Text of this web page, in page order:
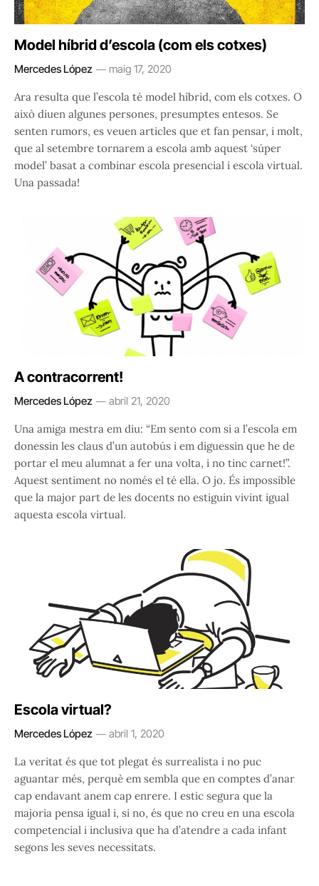
Model híbrid d’escola (com els cotxes)
Mercedes López maig 17, 2020
Ara resulta que l’escola té model híbrid, com els cotxes. O
això diuen algunes persones, presumptes entesos. Se
senten rumors, es veuen articles que et fan pensar, i molt,
que al setembre tornarem a escola amb aquest ‘súper
model’ basat a combinar escola presencial i escola virtual.
Una passada!
A contracorrent!
Mercedes López abril 21, 2020
Una amiga mestra em diu: “Em sento com si a l’escola em
donessin les claus d’un autobús i em diguessin que he de
portar el meu alumnat a fer una volta, i no tinc carnet!”.
Aquest sentiment no només el té ella. O jo. És impossible
que la major part de les docents no estiguin vivint igual
aquesta escola virtual.
Escola virtual?
Mercedes López abril 1, 2020
La veritat és que tot plegat és surrealista i no puc
aguantar més, perquè em sembla que en comptes d’anar
cap endavant anem cap enrere. I estic segura que la
majoria pensa igual i, si no, és que no creu en una escola
competencial i inclusiva que ha d’atendre a cada infant
segons les seves necessitats.